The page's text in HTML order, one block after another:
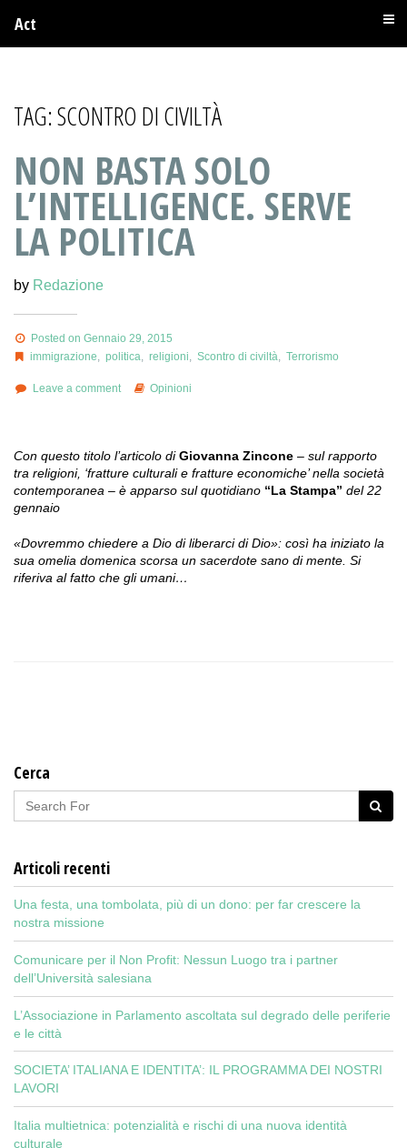
Act
TAG:SCONTRO DI CIVILTÀ
NON BASTA SOLO
L’INTELLIGENCE. SERVE
LA POLITICA
by Redazione
Posted on Gennaio 29, 2015
immigrazione
politica religioni Scontro di civiltà Terrorismo
Leave a comment Opinioni
Con questo titolo l’articolo diGiovanna Zincone – sul rapporto
tra religioni, ‘fratture culturali e fratture economiche’ nella società
contemporanea – è apparso sul quotidiano “La Stampa” del 22
gennaio
«Dovremmo chiedere a Dio di liberarci di Dio»: così ha iniziato la
sua omelia domenica scorsa un sacerdote sano di mente. Si
riferiva al fatto che gli umani…
Cerca
Articoli recenti
Una festa, una tombolata, più di un dono: per far crescere la
nostra missione
Comunicare per il Non Profit: Nessun Luogo tra i partner
dell’Università salesiana
L’Associazione in Parlamento ascoltata sul degrado delle periferie
e le città
SOCIETA’ ITALIANA E IDENTITA’: IL PROGRAMMA DEI NOSTRI
LAVORI
Italia multietnica: potenzialità e rischi di una nuova identità
culturale